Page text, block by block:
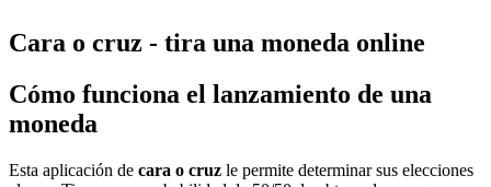
Cara o cruz - tira una moneda online
Cómo funciona el lanzamiento de una
moneda
Esta aplicación de cara o cruz le permite determinar sus elecciones